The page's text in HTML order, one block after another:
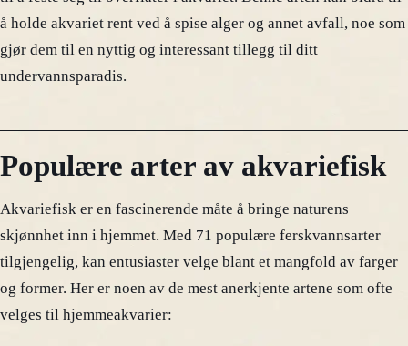
å holde akvariet rent ved å spise alger og annet avfall, noe som
gjør dem til en nyttig og interessant tillegg til ditt
undervannsparadis.
Populære arter av akvariefisk
Akvariefisk er en fascinerende måte å bringe naturens
skjønnhet inn i hjemmet. Med 71 populære ferskvannsarter
tilgjengelig, kan entusiaster velge blant et mangfold av farger
og former. Her er noen av de mest anerkjente artene som ofte
velges til hjemmeakvarier: